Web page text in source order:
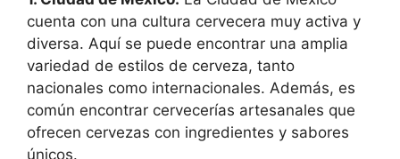
cuenta con una cultura cervecera muy activa y
diversa. Aquí se puede encontrar una amplia
variedad de estilos de cerveza, tanto
nacionales como internacionales. Además, es
común encontrar cervecerías artesanales que
ofrecen cervezas con ingredientes y sabores
únicos.